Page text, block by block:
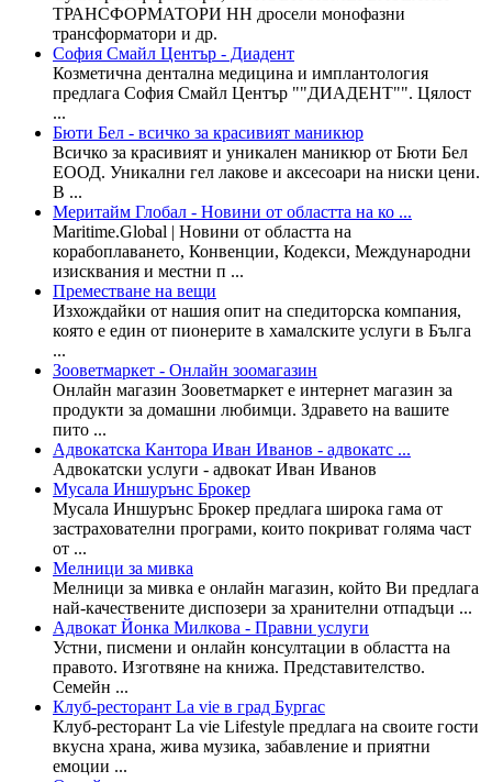
ТРАНСФОРМАТОРИ НН дросели монофазни
трансформатори и др.
София Смайл Център - Диадент
Козметична дентална медицина и имплантология
предлага София Смайл Център ""ДИАДЕНТ"". Цялост
...
Бюти Бел - всичко за красивият маникюр
Всичко за красивият и уникален маникюр от Бюти Бел
ЕООД. Уникални гел лакове и аксесоари на ниски цени.
В ...
Меритайм Глобал - Новини от областта на ко ...
Maritime.Global | Новини от областта на
корабоплаването, Конвенции, Кодекси, Международни
изисквания и местни п ...
Преместване на вещи
Изхождайки от нашия опит на спедиторска компания,
която е един от пионерите в хамалските услуги в Бълга
...
Зооветмаркет - Онлайн зоомагазин
Онлайн магазин Зооветмаркет е интернет магазин за
продукти за домашни любимци. Здравето на вашите
пито ...
Адвокатска Кантора Иван Иванов - адвокатс ...
Адвокатски услуги - адвокат Иван Иванов
Мусала Иншурънс Брокер
Мусала Иншурънс Брокер предлага широка гама от
застрахователни програми, които покриват голяма част
от ...
Мелници за мивка
Мелници за мивка е онлайн магазин, който Ви предлага
най-качествените диспозери за хранителни отпадъци ...
Адвокат Йонка Милкова - Правни услуги
Устни, писмени и онлайн консултации в областта на
правото. Изготвяне на книжа. Представителство.
Семейн ...
Клуб-ресторант La vie в град Бургас
Клуб-ресторант La vie Lifestyle предлага на своите гости
вкусна храна, жива музика, забавление и приятни
емоции ...